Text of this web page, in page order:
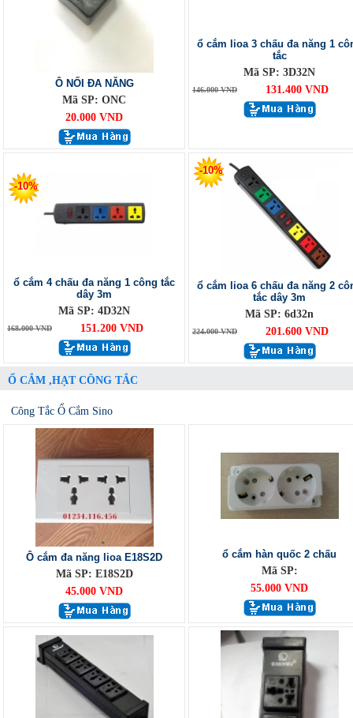
Ô NỐI ĐA NĂNG
Mã SP: ONC
20.000 VND
ổ cắm lioa 3 chấu đa năng 1
tắc
Mã SP: 3D32N
146.000 VND 131.400 VND
-10%
ổ cắm 4 chấu đa năng 1 công tắc
dây 3m
Mã SP: 4D32N
168.000 VND 151.200 VND
-10%
ổ cắm lioa 6 chấu đa năng 2
tắc dây 3m
Mã SP: 6d32n
224.000 VND 201.600 VND
Ổ CẮM ,HẠT CÔNG TẮC
Công Tắc Ổ Cắm Sino
Ô cắm đa năng lioa E18S2D
Mã SP: E18S2D
45.000 VND
ổ cắm hàn quốc 2 chấu
Mã SP:
55.000 VND